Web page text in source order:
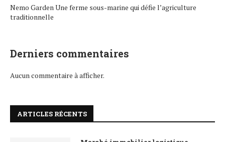
Nemo Garden Une ferme sous-marine qui défie l’agriculture
traditionnelle
Derniers commentaires
Aucun commentaire à afficher.
ARTICLES RÉCENTS